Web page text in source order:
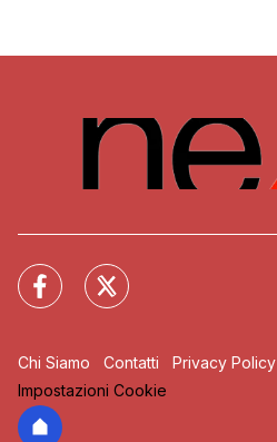
Chi Siamo Contatti Privacy Policy
Impostazioni Cookie